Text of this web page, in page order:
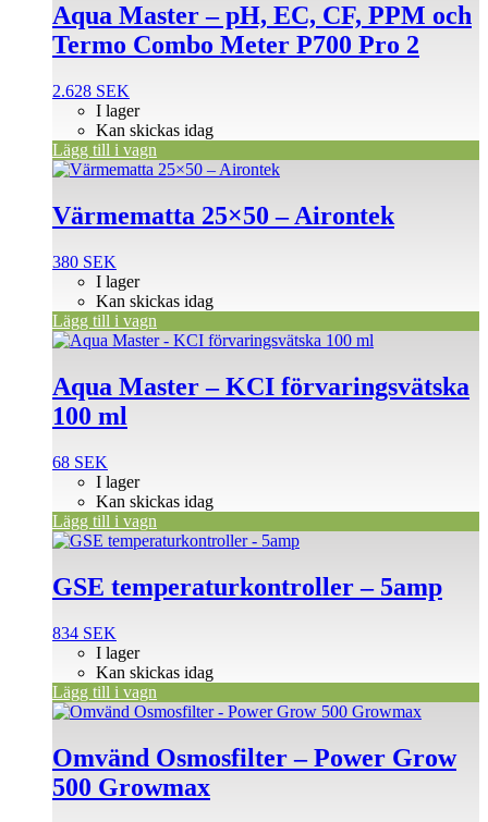
Aqua Master – pH, EC, CF, PPM och
Termo Combo Meter P700 Pro 2
2.628 SEK
I lager
Kan skickas idag
Lägg till i vagn
Värmematta 25×50 – Airontek
380 SEK
I lager
Kan skickas idag
Lägg till i vagn
Aqua Master – KCI förvaringsvätska
100 ml
68 SEK
I lager
Kan skickas idag
Lägg till i vagn
GSE temperaturkontroller – 5amp
834 SEK
I lager
Kan skickas idag
Lägg till i vagn
Omvänd Osmosfilter – Power Grow
500 Growmax